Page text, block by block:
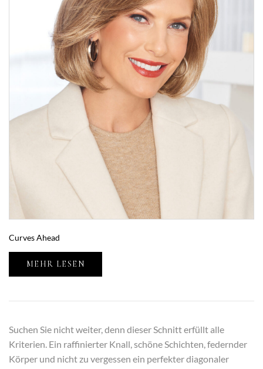
Curves Ahead
MEHR LESEN
Suchen Sie nicht weiter, denn dieser Schnitt erfüllt alle
Kriterien. Ein raffinierter Knall, schöne Schichten, federnder
Körper und nicht zu vergessen ein perfekter diagonaler